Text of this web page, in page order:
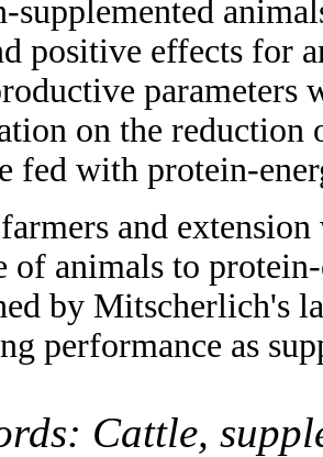
supplemented
positive effects for
parameters
on the reduction
fed with protein-
and
of animals to
by Mitscherlich's
performance as
Cattle,